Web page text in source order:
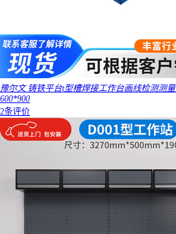
豫尔文 铸铁平台t型槽焊接工作台画线检测测
600*900
2条评价